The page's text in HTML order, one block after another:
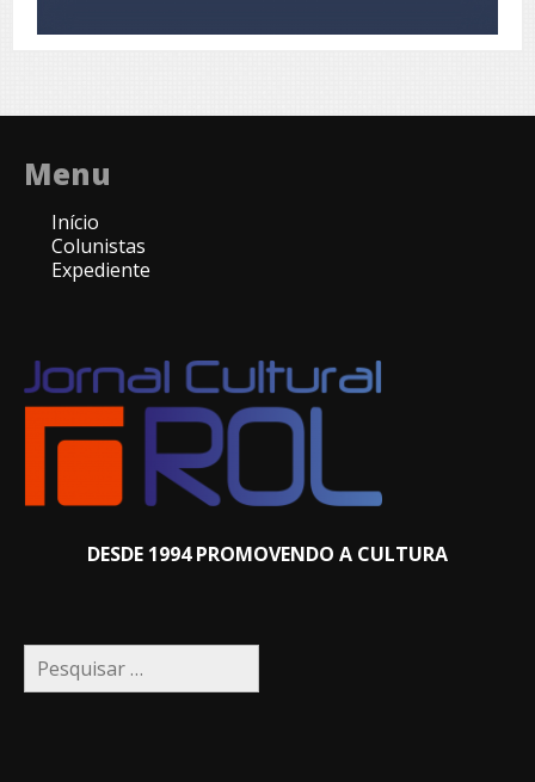
Menu
Início
Colunistas
Expediente
DESDE 1994 PROMOVENDO A CULTURA
Pesquisar
por: